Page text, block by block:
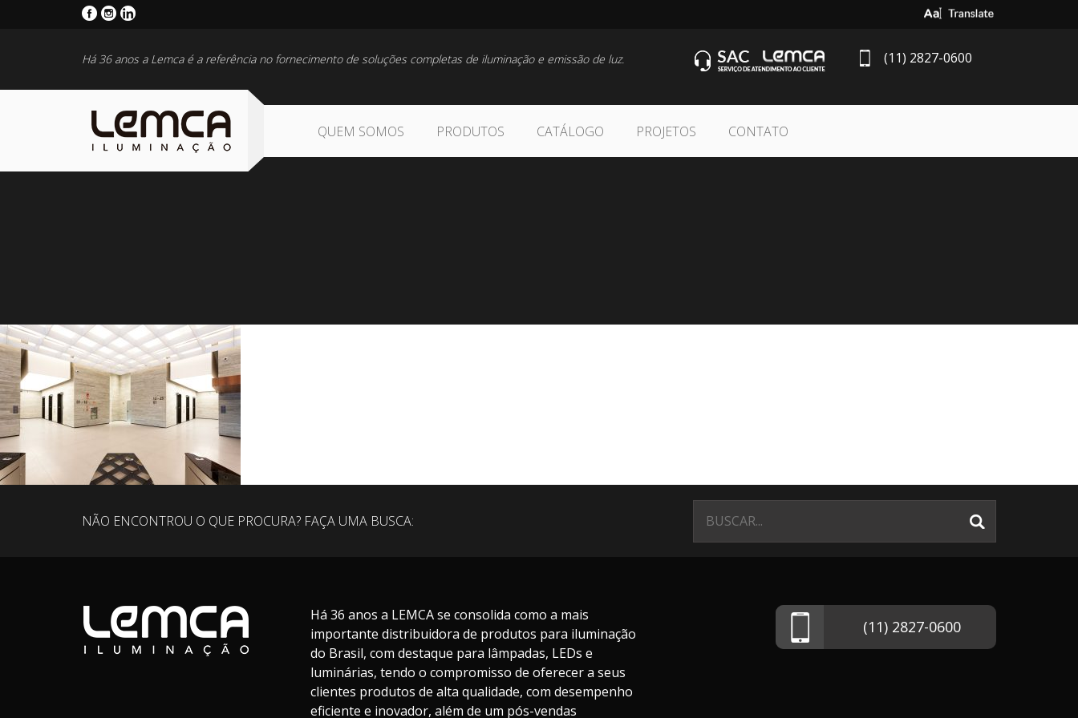
Select Language
Há 36 anos a Lemca é a referência no fornecimento de soluções completas de iluminação e emissão de luz. (11) 2827-0600
QUEM SOMOS PRODUTOS CATÁLOGO PROJETOS CONTATO
NÃO ENCONTROU O QUE PROCURA? FAÇA UMA BUSCA:
Há 36 anos a LEMCA se consolida como a mais
importante distribuidora de produtos para iluminação
do Brasil, com destaque para lâmpadas, LEDs e
luminárias, tendo o compromisso de oferecer a seus
clientes produtos de alta qualidade, com desempenho
eficiente e inovador, além de um pós-vendas
(11) 2827-0600